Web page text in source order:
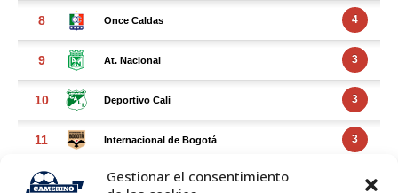
Gestionar el consentimiento